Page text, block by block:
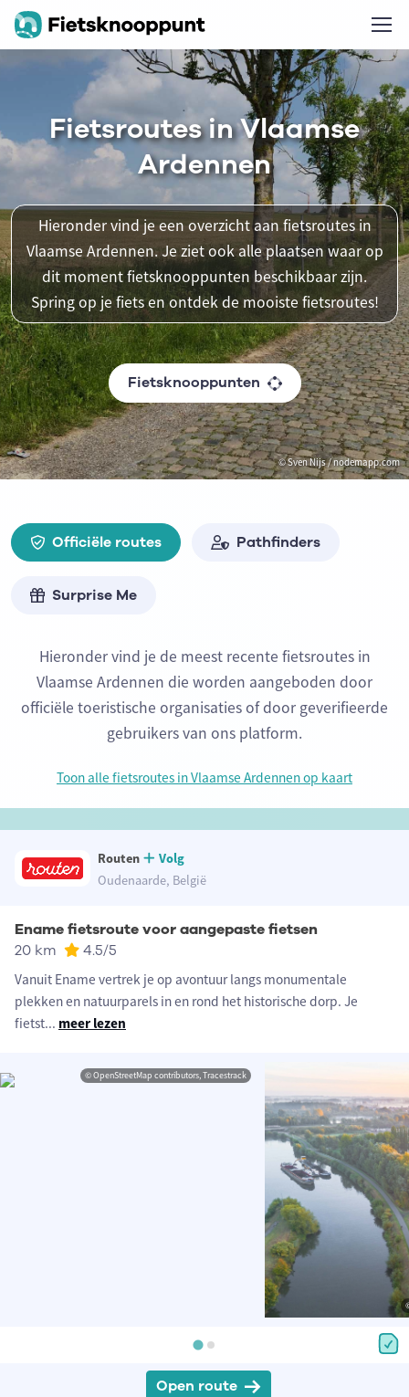
© Sven Nijs / nodemapp.com
Fietsroutes in Vlaamse
Ardennen
Hieronder vind je een overzicht aan fietsroutes in
Vlaamse Ardennen. Je ziet ook alle plaatsen waar op
dit moment fietsknooppunten beschikbaar zijn.
Spring op je fiets en ontdek de mooiste fietsroutes!
Fietsknooppunten
Officiële routes Pathfinders
Surprise Me
Hieronder vind je de meest recente fietsroutes in
Vlaamse Ardennen die worden aangeboden door
officiële toeristische organisaties of door geverifieerde
gebruikers van ons platform.
Toon alle fietsroutes in Vlaamse Ardennen op kaart
Routen
Volg
Oudenaarde, België
Ename fietsroute voor aangepaste fietsen
20 km 4.5/5
Vanuit Ename vertrek je op avontuur langs monumentale
plekken en natuurparels in en rond het historische dorp. Je
fietst... meer lezen
© OpenStreetMap contributors, Tracestrack
Open route